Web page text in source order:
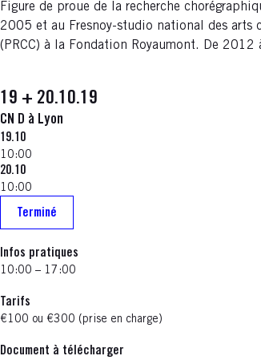
Figure de proue de la recherche
2005 et au Fresnoy-studio national des arts
(PRCC) à la Fondation Royaumont. De
19 + 20.10.19
CN D à Lyon
19.10
10:00
20.10
10:00
Terminé
Infos pratiques
10:00 – 17:00
Tarifs
€100 ou €300 (prise en charge)
Document à télécharger